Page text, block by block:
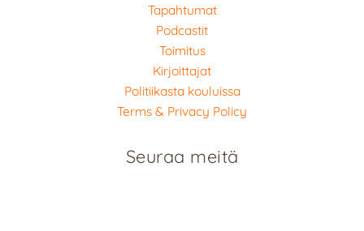
Tapahtumat
Podcastit
Toimitus
Kirjoittajat
Politiikasta kouluissa
Terms & Privacy Policy
Seuraa meitä